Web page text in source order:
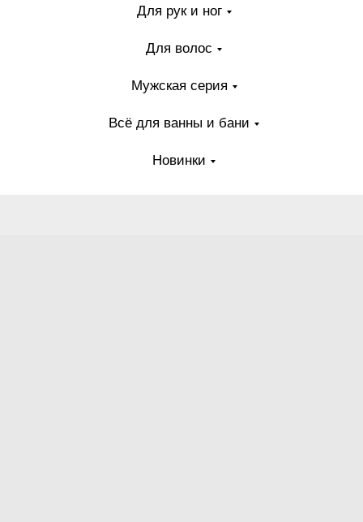
Для рук и ног
Для волос
Мужская серия
Всё для ванны и бани
Новинки